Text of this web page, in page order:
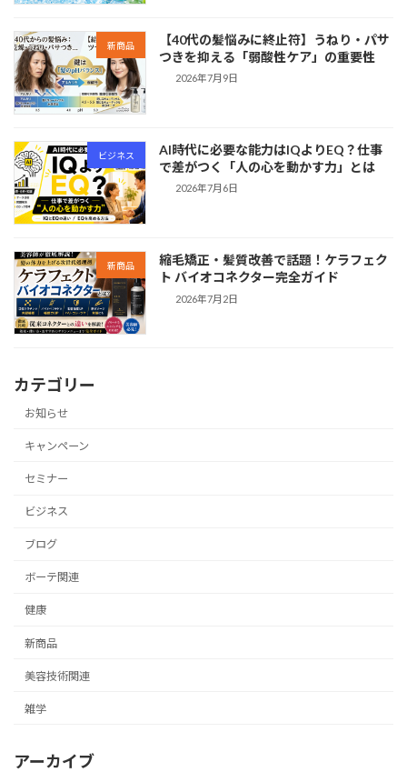
新商品
【40代の髪悩みに終止符】うねり・パサ
つきを抑える「弱酸性ケア」の重要性
2026年7月9日
ビジネス
AI時代に必要な能力はIQよりEQ？仕事
で差がつく「人の心を動かす力」とは
2026年7月6日
新商品
縮毛矯正・髪質改善で話題！ケラフェク
ト バイオコネクター完全ガイド
2026年7月2日
カテゴリー
お知らせ
キャンペーン
セミナー
ビジネス
ブログ
ボーテ関連
健康
新商品
美容技術関連
雑学
アーカイブ